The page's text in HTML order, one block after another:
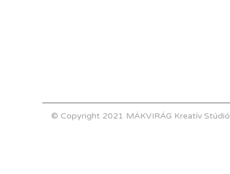
© Copyright 2021 MÁKVIRÁG Kreatív Stúdió